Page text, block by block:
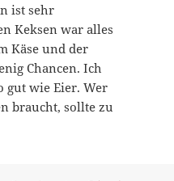
ist sehr
Keksen war alles
Käse und der
Chancen. Ich
gut wie Eier. Wer
braucht, sollte zu